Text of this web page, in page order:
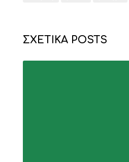
ΣΧΕΤΙΚΑ POSTS